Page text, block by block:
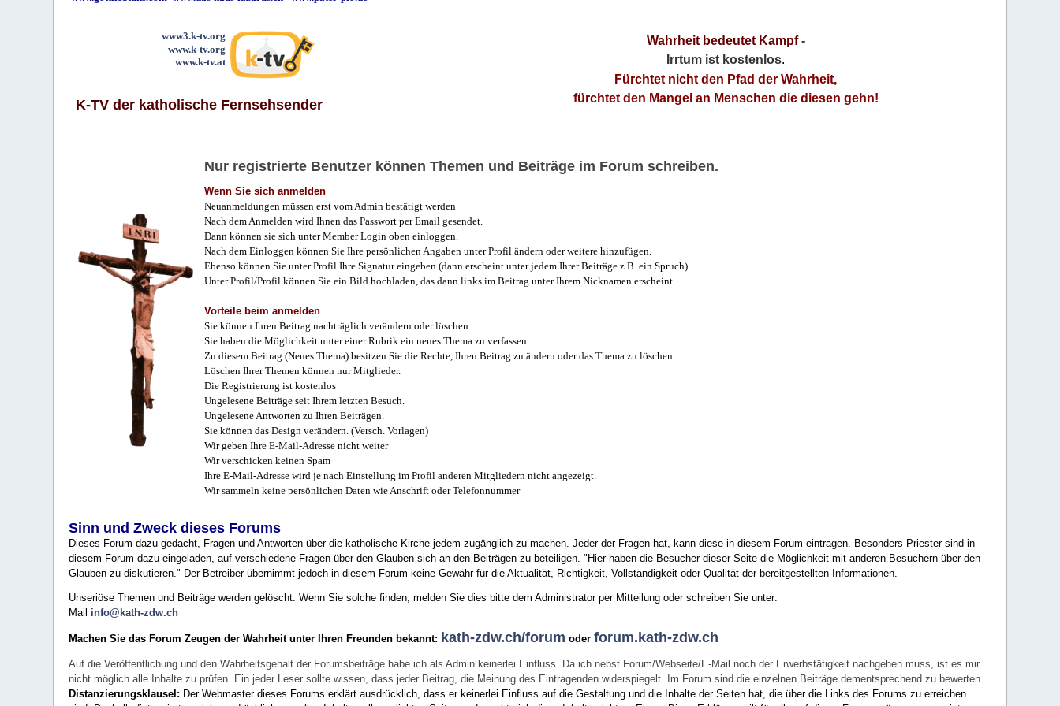
www3.k-tv.org
www.k-tv.org
www.k-tv.at
K-TV der katholische Fernsehsender
Wahrheit bedeutet Kampf-
Irrtum ist kostenlos.
Fürchtet nicht den Pfad der Wahrheit,
fürchtet den Mangel an Menschen die diesen gehn!
Nur registrierte Benutzer können Themen und Beiträge im Forum schreiben.
Wenn Sie sich anmelden
Neuanmeldungen müssen erst vom Admin bestätigt werden
Nach dem Anmelden wird Ihnen das Passwort per Email gesendet.
Dann können sie sich unter Member Login oben einloggen.
Nach dem Einloggen können Sie Ihre persönlichen Angaben unter Profil ändern oder weitere hinzufügen.
Ebenso können Sie unter Profil Ihre Signatur eingeben (dann erscheint unter jedem Ihrer Beiträge z.B. ein Spruch)
Unter Profil/Profil können Sie ein Bild hochladen, das dann links im Beitrag unter Ihrem Nicknamen erscheint.
Vorteile beim anmelden
Sie können Ihren Beitrag nachträglich verändern oder löschen.
Sie haben die Möglichkeit unter einer Rubrik ein neues Thema zu verfassen.
Zu diesem Beitrag (Neues Thema) besitzen Sie die Rechte, Ihren Beitrag zu ändern oder das Thema zu löschen.
Löschen Ihrer Themen können nur Mitglieder.
Die Registrierung ist kostenlos
Ungelesene Beiträge seit Ihrem letzten Besuch.
Ungelesene Antworten zu Ihren Beiträgen.
Sie können das Design verändern. (Versch. Vorlagen)
Wir geben Ihre E-Mail-Adresse nicht weiter
Wir verschicken keinen Spam
Ihre E-Mail-Adresse wird je nach Einstellung im Profil anderen Mitgliedern nicht angezeigt.
Wir sammeln keine persönlichen Daten wie Anschrift oder Telefonnummer
Sinn und Zweck dieses Forums
Dieses Forum dazu gedacht, Fragen und Antworten über die katholische Kirche jedem zugänglich zu machen. Jeder der Fragen hat, kann diese in diesem Forum eintragen. Besonders Priester sind in
diesem Forum dazu eingeladen, auf verschiedene Fragen über den Glauben sich an den Beiträgen zu beteiligen. "Hier haben die Besucher dieser Seite die Möglichkeit mit anderen Besuchern über den
Glauben zu diskutieren." Der Betreiber übernimmt jedoch in diesem Forum keine Gewähr für die Aktualität, Richtigkeit, Vollständigkeit oder Qualität der bereitgestellten Informationen.
Unseriöse Themen und Beiträge werden gelöscht. Wenn Sie solche finden, melden Sie dies bitte dem Administrator per Mitteilung oder schreiben Sie unter:
Mail info@kath-zdw.ch
Machen Sie das Forum Zeugen der Wahrheit unter Ihren Freunden bekannt: kath-zdw.ch/forum oderforum.kath-zdw.ch
Auf die Veröffentlichung und den Wahrheitsgehalt der Forumsbeiträge habe ich als Admin keinerlei Einfluss. Da ich nebst Forum/Webseite/E-Mail noch der Erwerbstätigkeit nachgehen muss, ist es mir
nicht möglich alle Inhalte zu prüfen. Ein jeder Leser sollte wissen, dass jeder Beitrag, die Meinung des Eintragenden widerspiegelt. Im Forum sind die einzelnen Beiträge dementsprechend zu bewerten.
Distanzierungsklausel: Der Webmaster dieses Forums erklärt ausdrücklich, dass er keinerlei Einfluss auf die Gestaltung und die Inhalte der Seiten hat, die über die Links des Forums zu erreichen